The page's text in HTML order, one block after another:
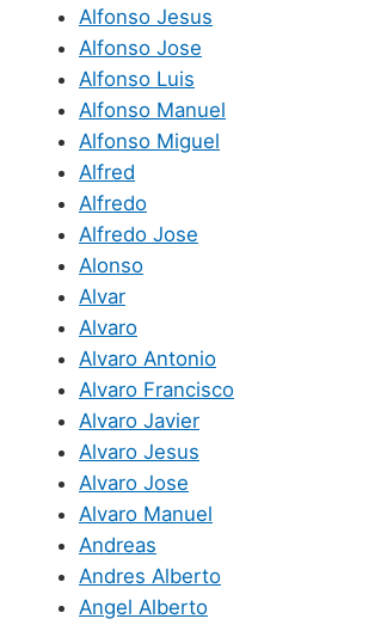
Alfonso Jesus
Alfonso Jose
Alfonso Luis
Alfonso Manuel
Alfonso Miguel
Alfred
Alfredo
Alfredo Jose
Alonso
Alvar
Alvaro
Alvaro Antonio
Alvaro Francisco
Alvaro Javier
Alvaro Jesus
Alvaro Jose
Alvaro Manuel
Andreas
Andres Alberto
Angel Alberto